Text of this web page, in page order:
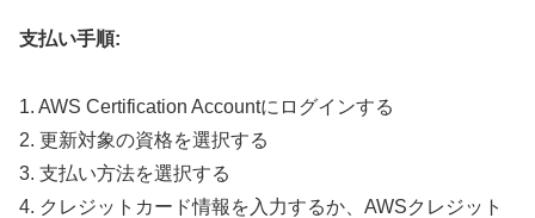
支払い手順:
1. AWS Certification Accountにログインする
2. 更新対象の資格を選択する
3. 支払い方法を選択する
4. クレジットカード情報を入力するか、AWSクレジット